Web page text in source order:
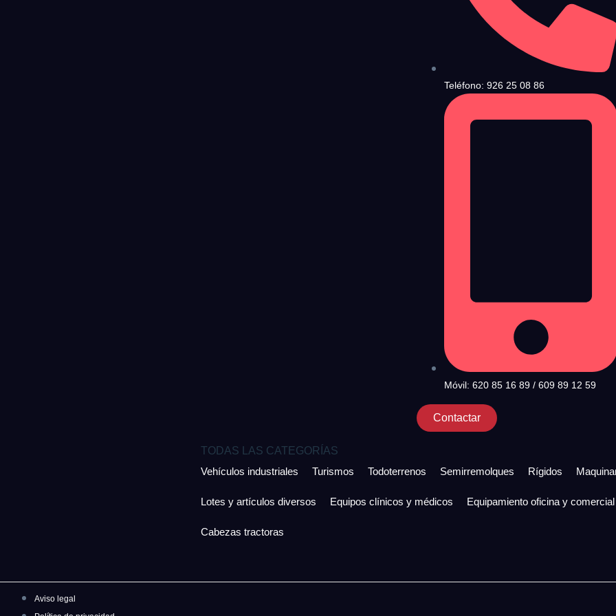
Teléfono: 926 25 08 86
Móvil: 620 85 16 89 / 609 89 12 59
Contactar
TODAS LAS CATEGORÍAS
Vehículos industriales
Turismos Todoterrenos Semirremolques Rígidos
Lotes y artículos diversos Equipos clínicos y médicos Equipamiento oficina y comercial
Cabezas tractoras
Aviso legal